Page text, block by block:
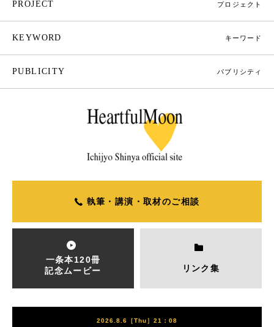
PROJECT プロジェクト
KEYWORD キーワード
PUBLICITY パブリシティ
執筆・講演・取材のご相談
一条本120冊
記念ムービー
リンク集
2026.8.6［Thu］21：08